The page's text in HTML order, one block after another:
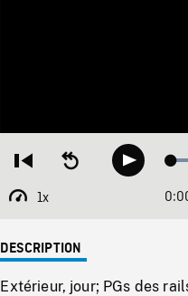
Restart
beginning
Seek
backwardPlay
1x
Playback
DESCRIPTION
Extérieur, jour; PGs des